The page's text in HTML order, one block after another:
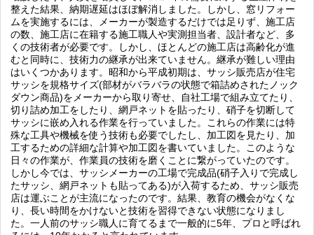
整えた結果、納期遅延はほぼ解消しました。しかし、窓リフォー
ムを実施するには、メーカーが製造するだけでは足りず、施工店
の数、施工店に在籍する施工職人や実測担当者、設計者など、多
くの技術者が必要です。しかし、ほとんどの施工店は高齢化が進
むと同時に、技術力の継承が出来ていません。継承が難しい理由
はいくつかあります。昭和から平成初期は、サッシ販売店が住宅
サッシを規格サイズ(部材がバラバラの状態で箱詰めされたノック
ダウン商品)をメーカーから取り寄せ、自社工場で組み立てたり、
切り詰め加工をしたり、網戸ネットを貼ったり、硝子を切断して
サッシに嵌め入れる作業を行っていました。これらの作業には特
殊な工具や機械を使う技術も必要でしたし、加工図を見たり、加
工するための詳細な計算や加工図を書いていました。このような
日々の作業が、作業員の技術を磨くことに繋がっていたのです。
しかし今では、サッシメーカーの工場で完成品(硝子入りで完成し
たサッシ、網戸ネットも貼ってある)が入荷するため、サッシ販売
店は運ぶことが主流になったのです。結果、教育の機会がなくな
り、長い時間をかけないと技術を習得できない状態になりまし
た。一人前のサッシ職人に育てるまで一般的に5年、プロと呼ばれ